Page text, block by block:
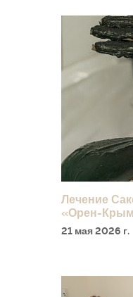
Лечение
«Орен-
21 мая 2026 г.